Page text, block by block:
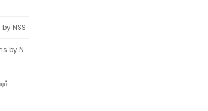
NSS
by N